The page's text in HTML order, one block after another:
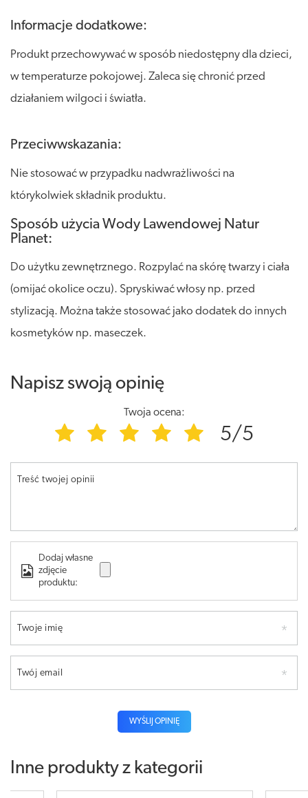
Informacje dodatkowe:
Produkt przechowywać w sposób niedostępny dla dzieci,
w temperaturze pokojowej. Zaleca się chronić przed
działaniem wilgoci i światła.
Przeciwwskazania:
Nie stosować w przypadku nadwrażliwości na
którykolwiek składnik produktu.
Sposób użycia Wody Lawendowej Natur
Planet:
Do użytku zewnętrznego. Rozpylać na skórę twarzy i ciała
(omijać okolice oczu). Spryskiwać włosy np. przed
stylizacją. Można także stosować jako dodatek do innych
kosmetyków np. maseczek.
Napisz swoją opinię
Twoja ocena:
5/5
Treść twojej opinii
Dodaj własne
zdjęcie
produktu:
Twoje imię
Twój email
WYŚLIJ OPINIĘ
Inne produkty z kategorii